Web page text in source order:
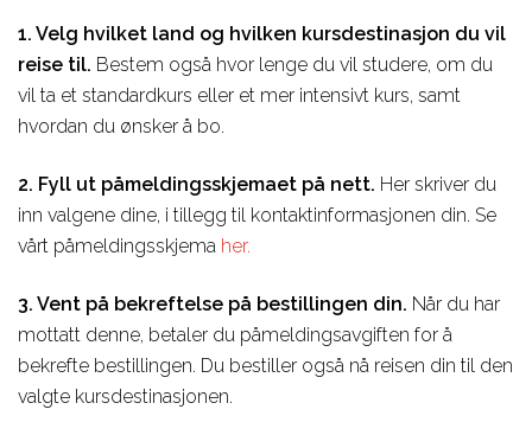
1. Velg hvilket land og hvilken kursdestinasjon du vil
reise til. Bestem også hvor lenge du vil studere, om du
vil ta et standardkurs eller et mer intensivt kurs, samt
hvordan du ønsker å bo.
2. Fyll ut påmeldingsskjemaet på nett. Her skriver du
inn valgene dine, i tillegg til kontaktinformasjonen din. Se
vårt påmeldingsskjema her.
3. Vent på bekreftelse på bestillingen din. Når du har
mottatt denne, betaler du påmeldingsavgiften for å
bekrefte bestillingen. Du bestiller også nå reisen din til den
valgte kursdestinasjonen.